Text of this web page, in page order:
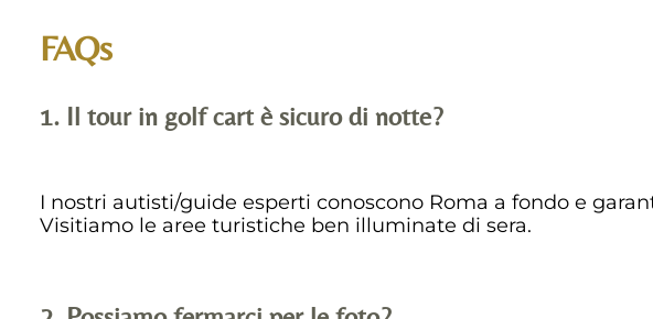
FAQs
1. Il tour in golf cart è sicuro di notte?
I nostri autisti/guide esperti conoscono Roma a fondo e
Visitiamo le aree turistiche ben illuminate di sera.